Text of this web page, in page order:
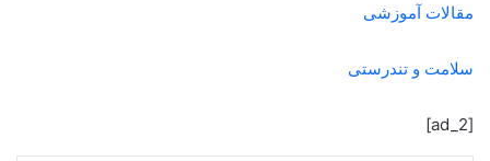
مقالات آموزشی
سلامت و تندرستی
[ad_2]